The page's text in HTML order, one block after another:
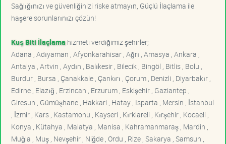
Sağlığınızı ve güvenliğinizi riske atmayın, Güçlü İlaçlama ile
haşere sorunlarınızı çözün!
Kuş Biti İlaçlama hizmeti verdiğimiz şehirler;
Adana , Adıyaman , Afyonkarahisar , Ağrı , Amasya , Ankara ,
Antalya , Artvin , Aydın , Balıkesir , Bilecik , Bingöl , Bitlis , Bolu ,
Burdur , Bursa , Çanakkale , Çankırı , Çorum , Denizli , Diyarbakır ,
Edirne , Elazığ , Erzincan , Erzurum , Eskişehir , Gaziantep ,
Giresun , Gümüşhane , Hakkari , Hatay , Isparta , Mersin , İstanbul
, İzmir , Kars , Kastamonu , Kayseri , Kırklareli , Kırşehir , Kocaeli ,
Konya , Kütahya , Malatya , Manisa , Kahramanmaraş , Mardin ,
Muğla , Muş , Nevşehir , Niğde , Ordu , Rize , Sakarya , Samsun ,